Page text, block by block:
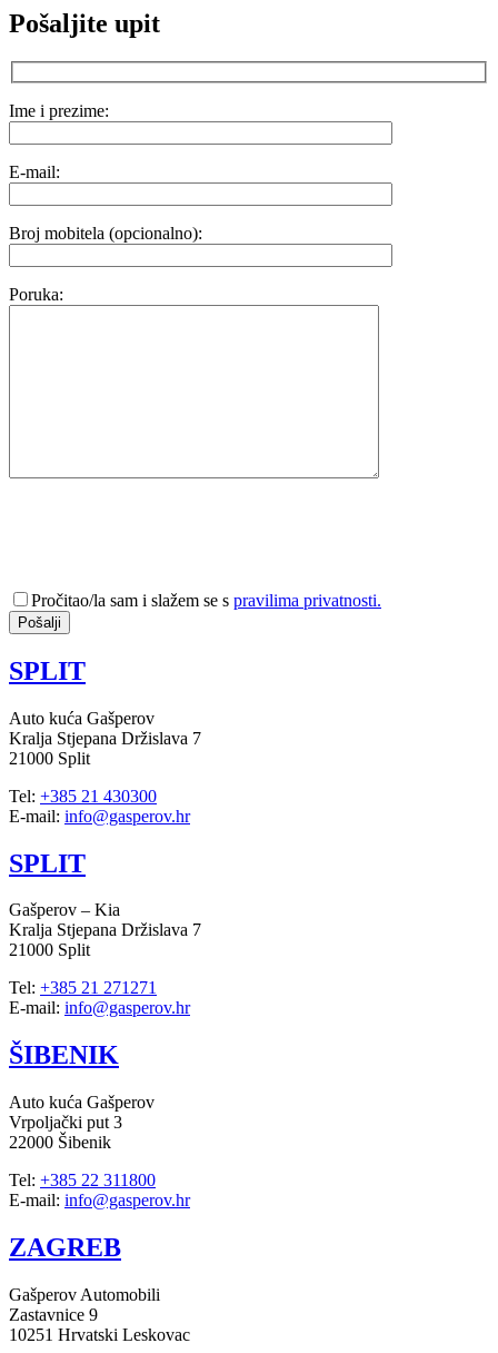
Pošaljite upit
Ime i prezime:
E-mail:
Broj mobitela (opcionalno):
Poruka:
Pročitao/la sam i slažem se s pravilima privatnosti.
SPLIT
Auto kuća Gašperov
Kralja Stjepana Držislava 7
21000 Split
Tel: +385 21 430300
E-mail: info@gasperov.hr
SPLIT
Gašperov – Kia
Kralja Stjepana Držislava 7
21000 Split
Tel: +385 21 271271
E-mail: info@gasperov.hr
ŠIBENIK
Auto kuća Gašperov
Vrpoljački put 3
22000 Šibenik
Tel: +385 22 311800
E-mail: info@gasperov.hr
ZAGREB
Gašperov Automobili
Zastavnice 9
10251 Hrvatski Leskovac